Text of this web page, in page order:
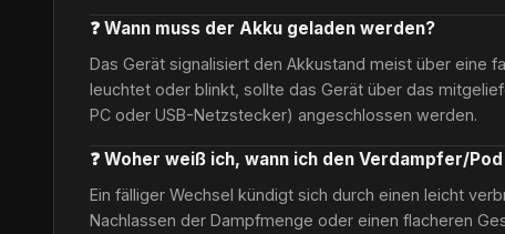
❓ Wann muss der Akku geladen werden?
Das Gerät signalisiert den Akkustand meist über eine
leuchtet oder blinkt, sollte das Gerät über das
PC oder USB-Netzstecker) angeschlossen werden.
❓ Woher weiß ich, wann ich den Verdampfer/
Ein fälliger Wechsel kündigt sich durch einen leicht
Nachlassen der Dampfmenge oder einen flacheren